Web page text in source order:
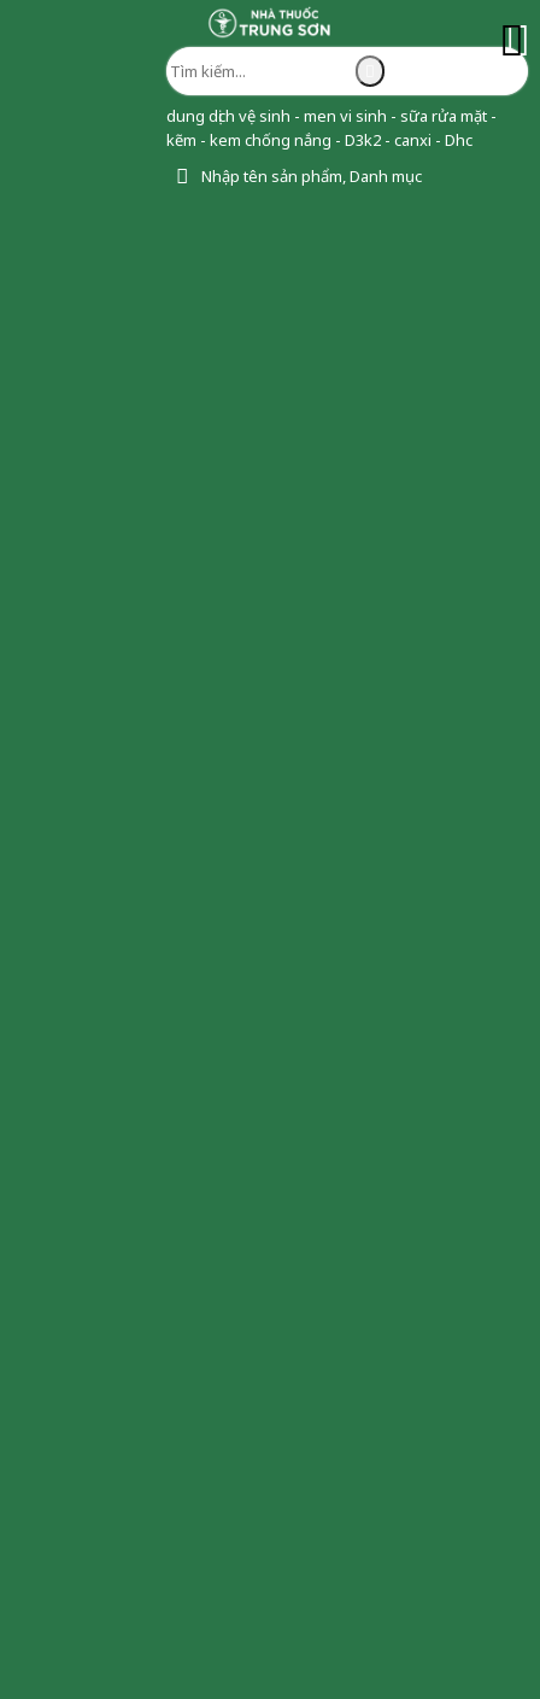
dung dịch vệ sinh - men vi sinh - sữa rửa mặt -
kẽm - kem chống nắng - D3k2 - canxi - Dhc
Nhập tên sản phẩm, Danh mục